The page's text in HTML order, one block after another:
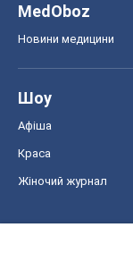
MedOboz
Новини медицини
Шоу
Афіша
Краса
Жіночий журнал